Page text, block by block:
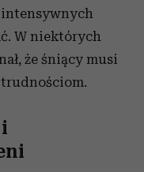
W niektórych
że śniący musi